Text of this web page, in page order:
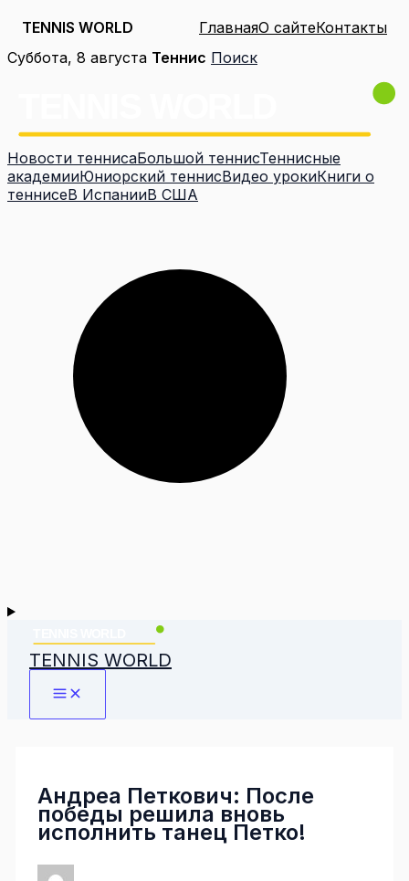
TENNIS WORLD ГлавнаяО сайтеКонтакты
Перейти
Суббота, 8 августа Теннис Поиск
Новости теннисаБольшой теннисТеннисные
академииЮниорский теннисВидео урокиКниги о
теннисеВ ИспанииВ США
TENNIS WORLD
Андреа Петкович: После
победы решила вновь
исполнить танец Петко!